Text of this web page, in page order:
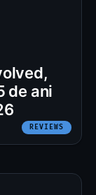
de ani
REVIEWS